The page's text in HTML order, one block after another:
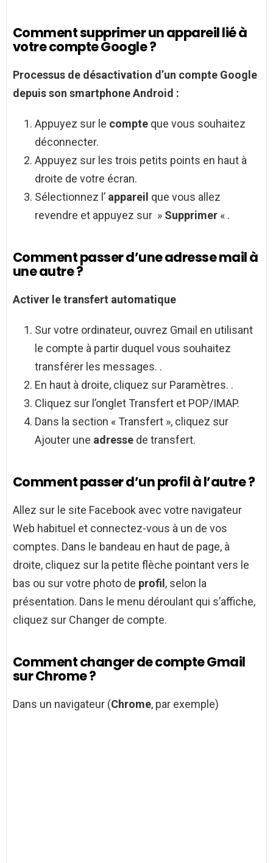
Comment supprimer un appareil lié à
votre compte Google ?
Processus de désactivation d’un compte Google
depuis son smartphoneAndroid :
Appuyez sur le compte que vous souhaitez
déconnecter.
Appuyez sur les trois petits points en haut à
droite de votre écran.
Sélectionnez l’ appareil que vous allez
revendre et appuyez sur » Supprimer « .
Comment passer d’une adresse mail à
une autre ?
Activer le transfert automatique
Sur votre ordinateur, ouvrez Gmail en utilisant
le compte à partir duquel vous souhaitez
transférer les messages. .
En haut à droite, cliquez sur Paramètres. .
Cliquez sur l’onglet Transfert et POP/IMAP.
Dans la section « Transfert », cliquez sur
Ajouter une adresse de transfert.
Comment passer d’un profil à l’autre ?
Allez sur le site Facebook avec votre navigateur
Web habituel et connectez-vous à un de vos
comptes. Dans le bandeau en haut de page, à
droite, cliquez sur la petite flèche pointant vers le
bas ou sur votre photo de profil , selon la
présentation. Dans le menu déroulant qui s’affiche,
cliquez sur Changer de compte.
Comment changer de compte Gmail
sur Chrome ?
Dans un navigateur (Chrome, par exemple)